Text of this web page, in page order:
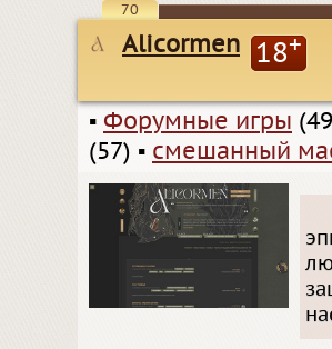
70
Alicormen 18+
▪ Форумные игры
(57) ▪ смешанный